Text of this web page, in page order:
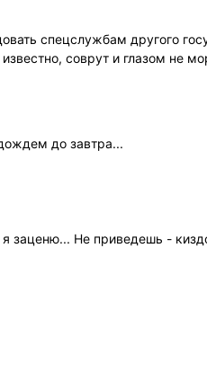
спецслужбам другого
соврут и глазом не
до завтра...
заценю... Не приведешь -